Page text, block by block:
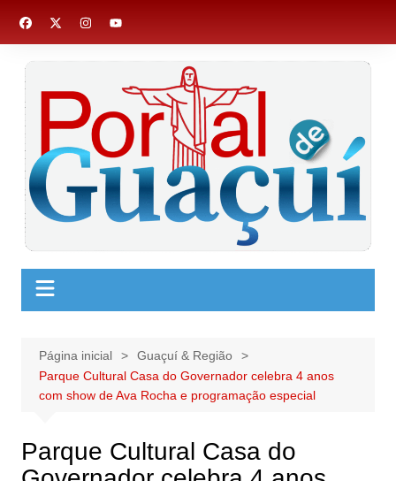
para
Página inicial
Guaçuí & Região
Parque Cultural Casa do Governador celebra 4 anos
com show de Ava Rocha e programação especial
Parque Cultural Casa do